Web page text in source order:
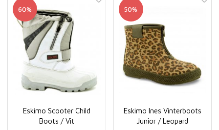
60%
Eskimo Scooter Child
Boots / Vit
50%
Eskimo Ines Vinterboots
Junior / Leopard